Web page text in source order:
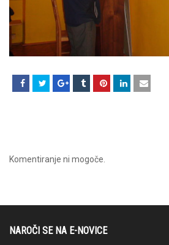
Komentiranje ni mogoče.
NAROČI SE NA E-NOVICE